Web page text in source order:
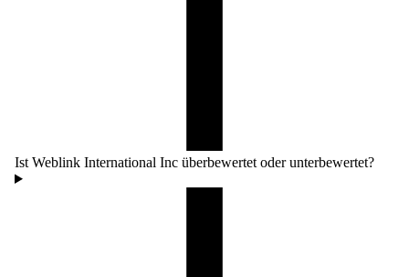
Ist Weblink International Inc überbewertet oder unterbewertet?